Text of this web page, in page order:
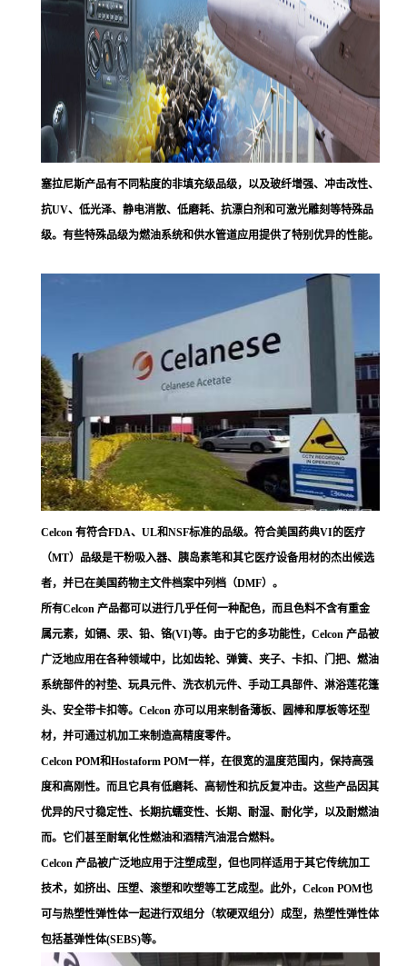
塞拉尼斯产品有不同粘度的非填充级品级，以及玻纤增强、冲击改性、
抗UV、低光泽、静电消散、低磨耗、抗漂白剂和可激光雕刻等特殊品
级。有些特殊品级为燃油系统和供水管道应用提供了特别优异的性能。
Celcon 有符合FDA、UL和NSF标准的品级。符合美国药典VI的医疗
（MT）品级是干粉吸入器、胰岛素笔和其它医疗设备用材的杰出候选
者，并已在美国药物主文件档案中列档（DMF）。
所有Celcon 产品都可以进行几乎任何一种配色，而且色料不含有重金
属元素，如镉、汞、铅、铬(VI)等。由于它的多功能性，Celcon 产品被
广泛地应用在各种领域中，比如齿轮、弹簧、夹子、卡扣、门把、燃油
系统部件的衬垫、玩具元件、洗衣机元件、手动工具部件、淋浴莲花篷
头、安全带卡扣等。Celcon 亦可以用来制备薄板、圆棒和厚板等坯型
材，并可通过机加工来制造高精度零件。
Celcon POM和Hostaform POM一样，在很宽的温度范围内，保持高强
度和高刚性。而且它具有低磨耗、高韧性和抗反复冲击。这些产品因其
优异的尺寸稳定性、长期抗蠕变性、长期、耐湿、耐化学，以及耐燃油
而。它们甚至耐氧化性燃油和酒精汽油混合燃料。
Celcon 产品被广泛地应用于注塑成型，但也同样适用于其它传统加工
技术，如挤出、压塑、滚塑和吹塑等工艺成型。此外，Celcon POM也
可与热塑性弹性体一起进行双组分（软硬双组分）成型，热塑性弹性体
包括基弹性体(SEBS)等。